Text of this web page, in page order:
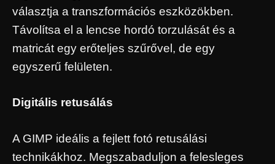
választja a transzformációs eszközökben.
Távolítsa el a lencse hordó torzulását és a
matricát egy erőteljes szűrővel, de egy
egyszerű felületen.
Digitális retusálás
A GIMP ideális a fejlett fotó retusálási
technikákhoz. Megszabaduljon a felesleges